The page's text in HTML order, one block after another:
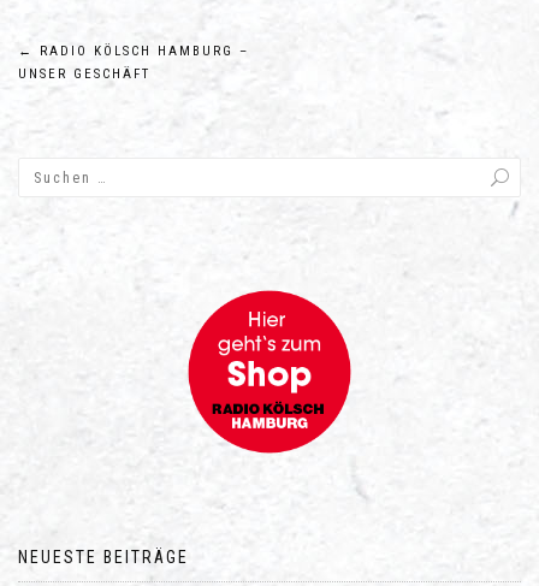
Beitragsnavigation
←
RADIO KÖLSCH HAMBURG –
UNSER GESCHÄFT
NEUESTE BEITRÄGE